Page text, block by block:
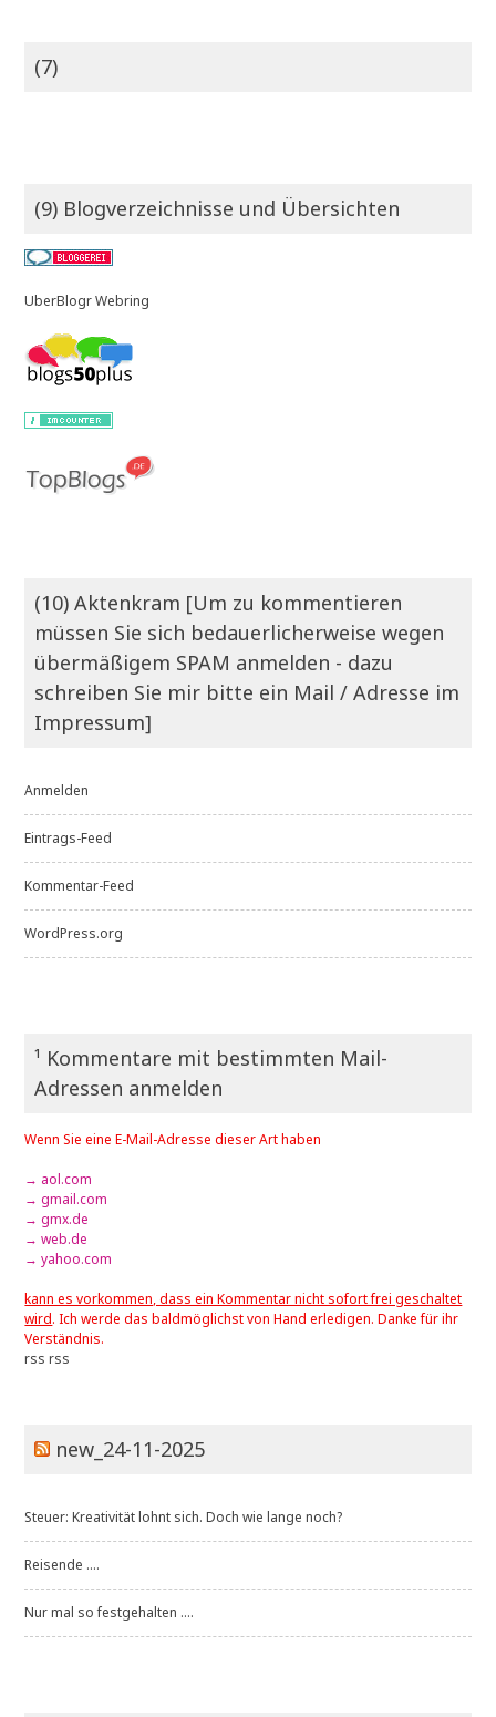
(7)
(9) Blogverzeichnisse und Übersichten
UberBlogr Webring
(10) Aktenkram [Um zu kommentieren
müssen Sie sich bedauerlicherweise wegen
übermäßigem SPAM anmelden - dazu
schreiben Sie mir bitte ein Mail / Adresse im
Impressum]
Anmelden
Eintrags-Feed
Kommentar-Feed
WordPress.org
¹ Kommentare mit bestimmten Mail-
Adressen anmelden
Wenn Sie eine E-Mail-Adresse dieser Art haben
→ aol.com
→ gmail.com
→ gmx.de
→ web.de
→ yahoo.com
kann es vorkommen, dass ein Kommentar nicht sofort frei geschaltet
wird. Ich werde das baldmöglichst von Hand erledigen. Danke für ihr
Verständnis.
rss rss
new_24-11-2025
Steuer: Kreativität lohnt sich. Doch wie lange noch?
Reisende ....
Nur mal so festgehalten ....